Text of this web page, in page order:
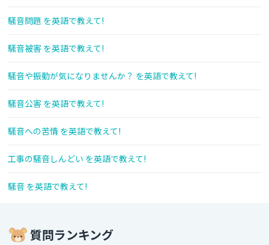
騒音問題 を英語で教えて!
騒音被害 を英語で教えて!
騒音や振動が気になりませんか？ を英語で教えて!
騒音公害 を英語で教えて!
騒音への苦情 を英語で教えて!
工事の騒音しんどい を英語で教えて!
騒音 を英語で教えて!
質問ランキング